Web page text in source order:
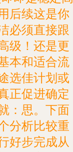
后续这是你
必须直接跟
级！还是更
本和适合流
选佳计划或
正促进确定
：思。下面
分析比较重
好步完成从